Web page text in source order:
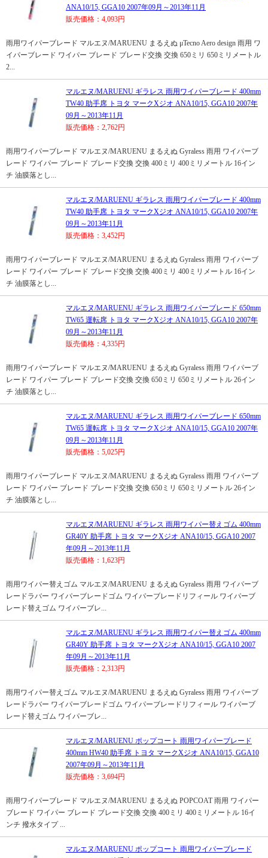
ANA10/15, GGA10 2007年09月～2013年11月
販売価格：4,093円
雨用ワイパーブレード マルエヌ/MARUENU まるえぬ μTecno Aero design 雨用 ワ
イパーブレード ワイパー ブレード ブレード交換 交換 650ミリ 650ミリメートル
2...
マルエヌ/MARUENU ギラレス 雨用ワイパーブレード 400mm
TW40 助手席 トヨタ マークXジオ ANA10/15, GGA10 2007年
09月～2013年11月
販売価格：2,762円
雨用ワイパーブレード マルエヌ/MARUENU まるえぬ Gyraless 雨用 ワイパーブ
レード ワイパー ブレード ブレード交換 交換 400ミリ 400ミリメートル 16イン
チ 油膜落とし...
マルエヌ/MARUENU ギラレス 雨用ワイパーブレード 400mm
TW40 助手席 トヨタ マークXジオ ANA10/15, GGA10 2007年
09月～2013年11月
販売価格：3,452円
雨用ワイパーブレード マルエヌ/MARUENU まるえぬ Gyraless 雨用 ワイパーブ
レード ワイパー ブレード ブレード交換 交換 400ミリ 400ミリメートル 16イン
チ 油膜落とし...
マルエヌ/MARUENU ギラレス 雨用ワイパーブレード 650mm
TW65 運転席 トヨタ マークXジオ ANA10/15, GGA10 2007年
09月～2013年11月
販売価格：4,335円
雨用ワイパーブレード マルエヌ/MARUENU まるえぬ Gyraless 雨用 ワイパーブ
レード ワイパー ブレード ブレード交換 交換 650ミリ 650ミリメートル 26イン
チ 油膜落とし...
マルエヌ/MARUENU ギラレス 雨用ワイパーブレード 650mm
TW65 運転席 トヨタ マークXジオ ANA10/15, GGA10 2007年
09月～2013年11月
販売価格：5,025円
雨用ワイパーブレード マルエヌ/MARUENU まるえぬ Gyraless 雨用 ワイパーブ
レード ワイパー ブレード ブレード交換 交換 650ミリ 650ミリメートル 26イン
チ 油膜落とし...
マルエヌ/MARUENU ギラレス 雨用ワイパー替えゴム 400mm
GR40Y 助手席 トヨタ マークXジオ ANA10/15, GGA10 2007
年09月～2013年11月
販売価格：1,623円
雨用ワイパー替えゴム マルエヌ/MARUENU まるえぬ Gyraless 雨用 ワイパーブ
レードラバー ワイパーブレードゴム ワイパーブレードリフィール ワイパーブ
レード替えゴム ワイパーブレ...
マルエヌ/MARUENU ギラレス 雨用ワイパー替えゴム 400mm
GR40Y 助手席 トヨタ マークXジオ ANA10/15, GGA10 2007
年09月～2013年11月
販売価格：2,313円
雨用ワイパー替えゴム マルエヌ/MARUENU まるえぬ Gyraless 雨用 ワイパーブ
レードラバー ワイパーブレードゴム ワイパーブレードリフィール ワイパーブ
レード替えゴム ワイパーブレ...
マルエヌ/MARUENU ポップコート 雨用ワイパーブレード
400mm HW40 助手席 トヨタ マークXジオ ANA10/15, GGA10
2007年09月～2013年11月
販売価格：3,694円
雨用ワイパーブレード マルエヌ/MARUENU まるえぬ POPCOAT 雨用 ワイパー
ブレード ワイパー ブレード ブレード交換 交換 400ミリ 400ミリメートル 16イ
ンチ 撥水タイプ ...
マルエヌ/MARUENU ポップコート 雨用ワイパーブレード